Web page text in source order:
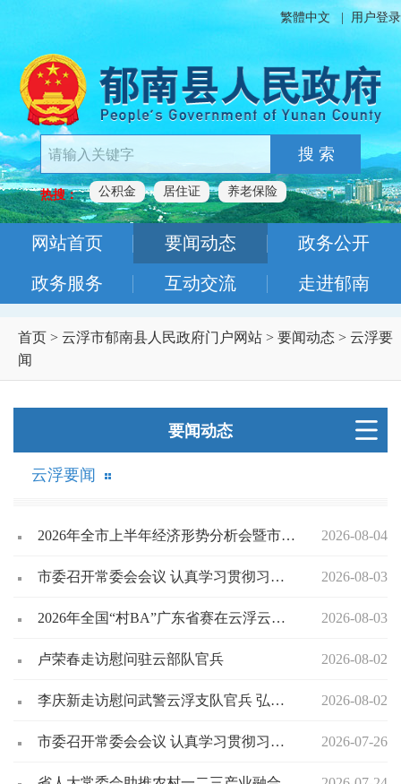
繁體中文 用户登录
搜 索
热搜： 公积金 居住证 养老保险
网站首页 要闻动态 政务公开
政务服务 互动交流 走进郁南
首页 > 云浮市郁南县人民政府门户网站 > 要闻动态 > 云浮要
闻
要闻动态
云浮要闻
2026年全市上半年经济形势分析会暨市委财经委会议召开 奋力推动我市经济持续向新向优向好 确保“十五五”高起点开好局起好步 卢荣春主持会议并讲话 2026-08-04
市委召开常委会会议 认真学习贯彻习近平总书记重要讲话精神 研究做好我市科技创新工作 卢荣春主持会议 2026-08-03
2026年全国“村BA”广东省赛在云浮云安开赛 卢荣春出席开幕式并致辞 2026-08-03
卢荣春走访慰问驻云部队官兵 2026-08-02
李庆新走访慰问武警云浮支队官兵 弘扬双拥光荣传统 持续巩固发展军政军民团结 2026-08-02
市委召开常委会会议 认真学习贯彻习近平总书记重要讲话重要指示精神 研究做好安全稳定、经济发展、审计等工作 卢荣春主持会议 2026-07-26